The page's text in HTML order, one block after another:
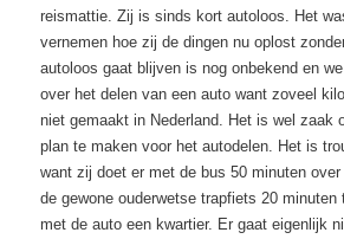
reismattie. Zij is sinds kort autoloos. Het
vernemen hoe zij de dingen nu oplost
autoloos gaat blijven is nog onbekend en
over het delen van een auto want zoveel
niet gemaakt in Nederland. Het is wel zaak
plan te maken voor het autodelen. Het is
want zij doet er met de bus 50 minuten
de gewone ouderwetse trapfiets 20 minuten
met de auto een kwartier. Er gaat eigenlijk